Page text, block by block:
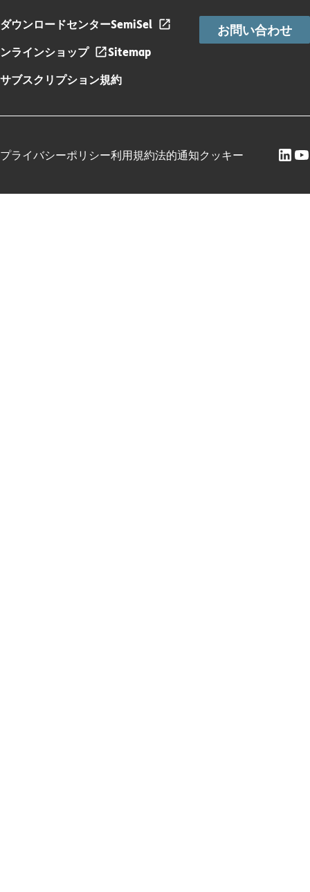
ダウンロードセンターSemiSel
ンラインショップ
Sitemap
サブスクリプション規約
お問い合わせ
プライバシーポリシー利用規約法的通知クッキー